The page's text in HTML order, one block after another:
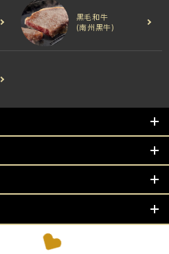
黒毛和牛
(南州黒牛)